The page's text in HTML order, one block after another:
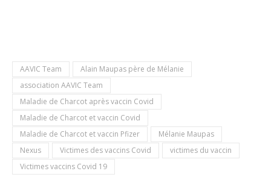
AAVIC Team
Alain Maupas père de Mélanie
association AAVIC Team
Maladie de Charcot après vaccin Covid
Maladie de Charcot et vaccin Covid
Maladie de Charcot et vaccin Pfizer
Mélanie Maupas
Nexus
Victimes des vaccins Covid
victimes du vaccin
Victimes vaccins Covid 19